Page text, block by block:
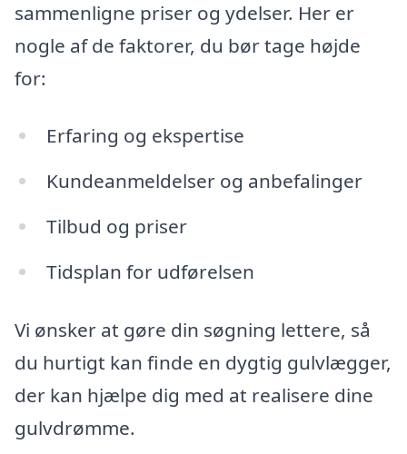
sammenligne priser og ydelser. Her er
nogle af de faktorer, du bør tage højde
for:
Erfaring og ekspertise
Kundeanmeldelser og anbefalinger
Tilbud og priser
Tidsplan for udførelsen
Vi ønsker at gøre din søgning lettere, så
du hurtigt kan finde en dygtig gulvlægger,
der kan hjælpe dig med at realisere dine
gulvdrømme.